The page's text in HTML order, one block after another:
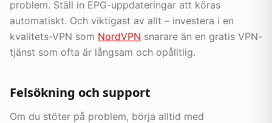
problem. Ställ in EPG-uppdateringar att köras
automatiskt. Och viktigast av allt – investera i en
kvalitets-VPN som NordVPN snarare än en gratis VPN-
tjänst som ofta är långsam och opålitlig.
Felsökning och support
Om du stöter på problem, börja alltid med